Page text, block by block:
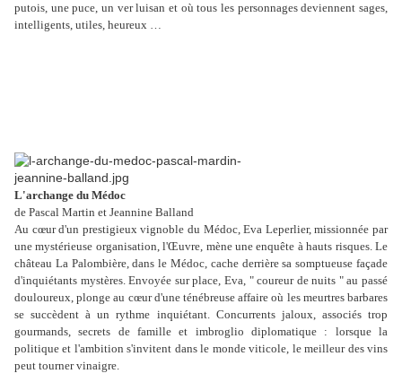
putois, une puce, un ver luisan et où tous les personnages deviennent sages,
intelligents, utiles, heureux …
L'archange du Médoc
de Pascal Martin et Jeannine Balland
Au cœur d'un prestigieux vignoble du Médoc, Eva Leperlier, missionnée par
une mystérieuse organisation, l'Œuvre, mène une enquête à hauts risques. Le
château La Palombière, dans le Médoc, cache derrière sa somptueuse façade
d'inquiétants mystères. Envoyée sur place, Eva, " coureur de nuits " au passé
douloureux, plonge au cœur d'une ténébreuse affaire où les meurtres barbares
se succèdent à un rythme inquiétant. Concurrents jaloux, associés trop
gourmands, secrets de famille et imbroglio diplomatique : lorsque la
politique et l'ambition s'invitent dans le monde viticole, le meilleur des vins
peut tourner vinaigre.